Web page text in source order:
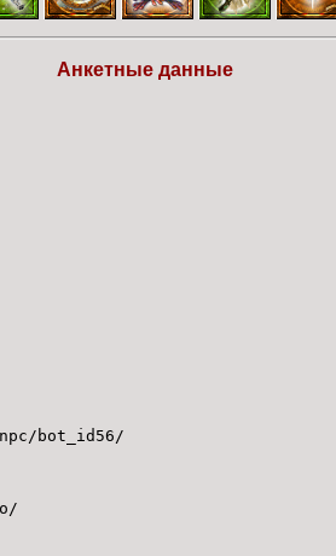
Анкетные данные
bot_id56/